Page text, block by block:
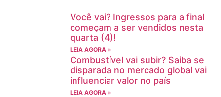
Você vai? Ingressos para a final
começam a ser vendidos nesta
quarta (4)!
LEIA AGORA »
Combustível vai subir? Saiba se
disparada no mercado global vai
influenciar valor no país
LEIA AGORA »